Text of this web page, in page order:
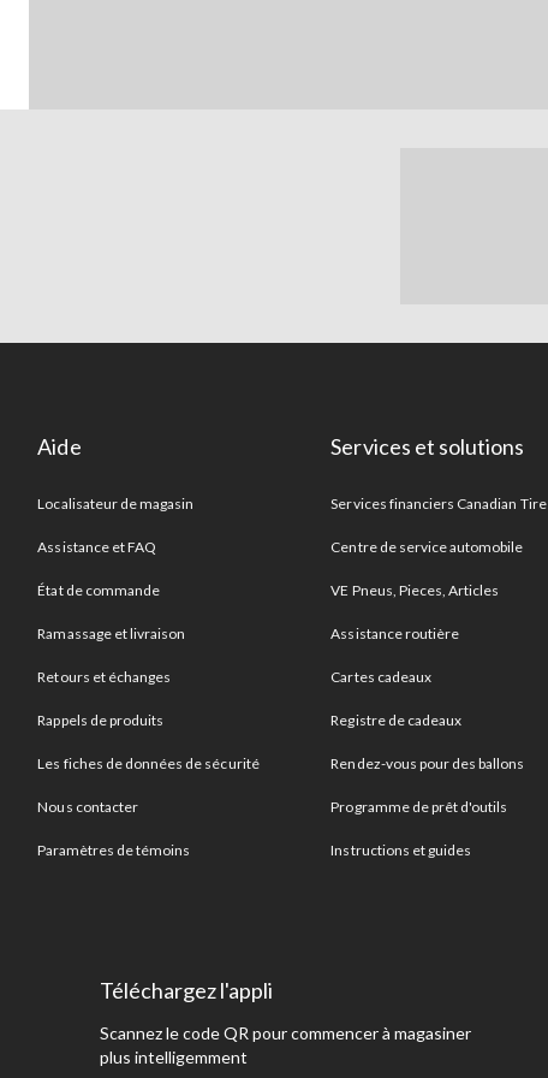
Aide
Localisateur de magasin
Assistance et FAQ
État de commande
Ramassage et livraison
Retours et échanges
Rappels de produits
Les fiches de données de sécurité
Nous contacter
Paramètres de témoins
Services et solutions
Services financiers Canadian Tire
Centre de service automobile
VE Pneus, Pieces, Articles
Assistance routière
Cartes cadeaux
Registre de cadeaux
Rendez-vous pour des ballons
Programme de prêt d'outils
Instructions et guides
Téléchargez l'appli
Scannez le code QR pour commencer à magasiner
plus intelligemment